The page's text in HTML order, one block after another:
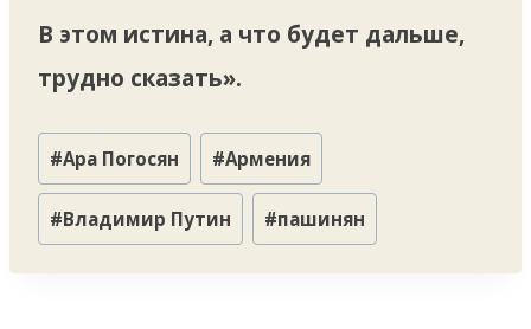
В этом истина, а что будет дальше,
трудно сказать».
Метки
записи:
#Ара Погосян #Армения
#Владимир Путин #пашинян